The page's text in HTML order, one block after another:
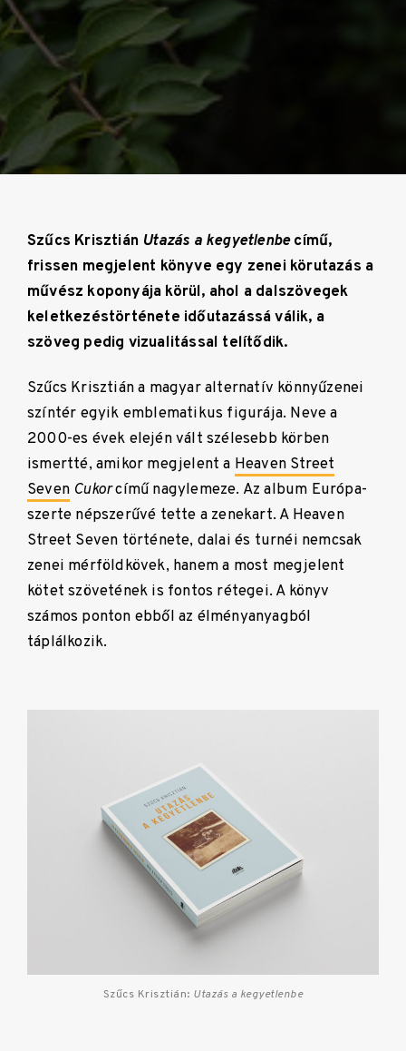
Szűcs Krisztián Utazás a kegyetlenbecímű,
frissen megjelent könyve egy zenei körutazás a
művész koponyája körül, ahol a dalszövegek
keletkezéstörténete időutazássá válik, a
szöveg pedig vizualitással telítődik.
Szűcs Krisztián a magyar alternatív könnyűzenei
színtér egyik emblematikus figurája. Neve a
2000-es évek elején vált szélesebb körben
ismertté, amikor megjelent a Heaven Street
Seven Cukorcímű nagylemeze. Az album Európa-
szerte népszerűvé tette a zenekart. A Heaven
Street Seven története, dalai és turnéi nemcsak
zenei mérföldkövek, hanem a most megjelent
kötet szövetének is fontos rétegei. A könyv
számos ponton ebből az élményanyagból
táplálkozik.
Szűcs Krisztián: Utazás a kegyetlenbe